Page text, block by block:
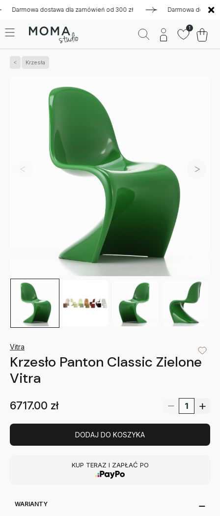
dostawa dla zamówień od 300 zł Darmowa dostawa
1
Krzesła
Vitra
Krzesło Panton Classic Zielone
Vitra
6717.00 zł
DODAJ DO KOSZYKA
KUP TERAZ I ZAPŁAĆ PO
WARIANTY